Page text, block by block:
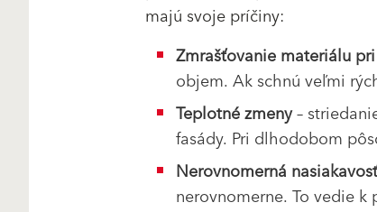
majú svoje príčiny:
Zmrašťovanie materiálu
objem. Ak schnú veľmi
Teplotné zmeny–
fasády. Pri dlhodobom
Nerovnomerná
nerovnomerne. To vedie